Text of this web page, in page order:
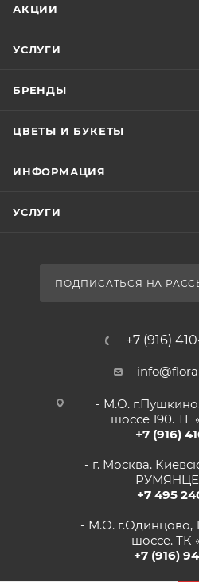
АКЦИИ
УСЛУГИ
БРЕНДЫ
ЦВЕТЫ И БУКЕТЫ
ИНФОРМАЦИЯ
УСЛУГИ
ПОДПИСАТЬСЯ НА
+7 (916)
- М.О.
шоссе 190.
+7 (916)
- г. Москва.
+7 495
- М.О. г.Одинцово,
шоссе. ТК
+7 (916)